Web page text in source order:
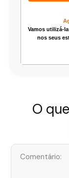
Vamos utilizá-
nos seus
O